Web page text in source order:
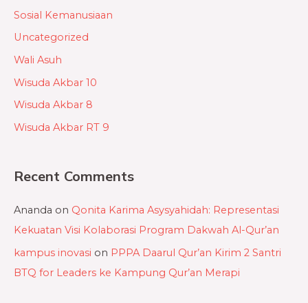
Sosial Kemanusiaan
Uncategorized
Wali Asuh
Wisuda Akbar 10
Wisuda Akbar 8
Wisuda Akbar RT 9
Recent Comments
Ananda on Qonita Karima Asysyahidah: Representasi
Kekuatan Visi Kolaborasi Program Dakwah Al-Qur’an
kampus inovasi on PPPA Daarul Qur’an Kirim 2 Santri
BTQ for Leaders ke Kampung Qur’an Merapi